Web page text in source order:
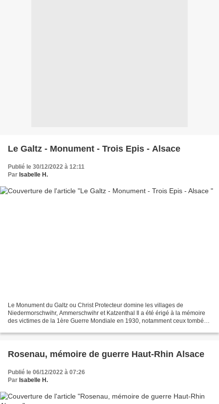
Le Galtz - Monument - Trois Epis - Alsace
Publié le 30/12/2022 à 12:11
Par Isabelle H.
Le Monument du Galtz ou Christ Protecteur domine les villages de
Niedermorschwihr, Ammerschwihr et Katzenthal Il a été érigé à la mémoire
des victimes de la 1ère Guerre Mondiale en 1930, notamment ceux tombés
Rosenau, mémoire de guerre Haut-Rhin Alsace
Publié le 06/12/2022 à 07:26
Par Isabelle H.